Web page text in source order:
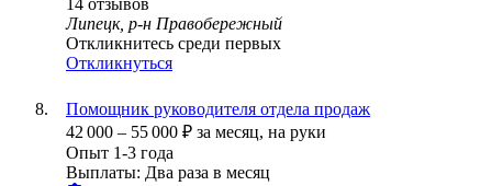
14 отзывов
Липецк, р-н Правобережный
Откликнитесь среди первых
Откликнуться
Помощник руководителя отдела продаж
42 000 – 55 000 ₽ за месяц, на руки
Опыт 1-3 года
Выплаты: Два раза в месяц